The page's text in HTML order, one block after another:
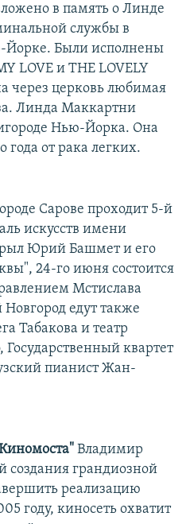
в память о Линде
службы в
Йорке. Были исполнены
LOVE и THE LOVELY
через церковь любимая
Линда Маккартни
Нью-Йорка. Она
года от рака легких.
Сарове проходит 5-й
искусств имени
Юрий Башмет и его
24-го июня состоится
Мстислава
едут также
Табакова и театр
квартет
пианист Жан-
Владимир
создания грандиозной
реализацию
году, киносеть охватит